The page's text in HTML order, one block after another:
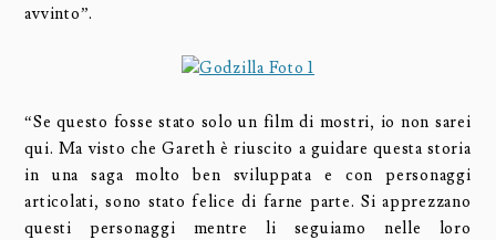
avvinto”.
“Se questo fosse stato solo un film di mostri, io non sarei
qui. Ma visto che Gareth è riuscito a guidare questa storia
in una saga molto ben sviluppata e con personaggi
articolati, sono stato felice di farne parte. Si apprezzano
questi personaggi mentre li seguiamo nelle loro